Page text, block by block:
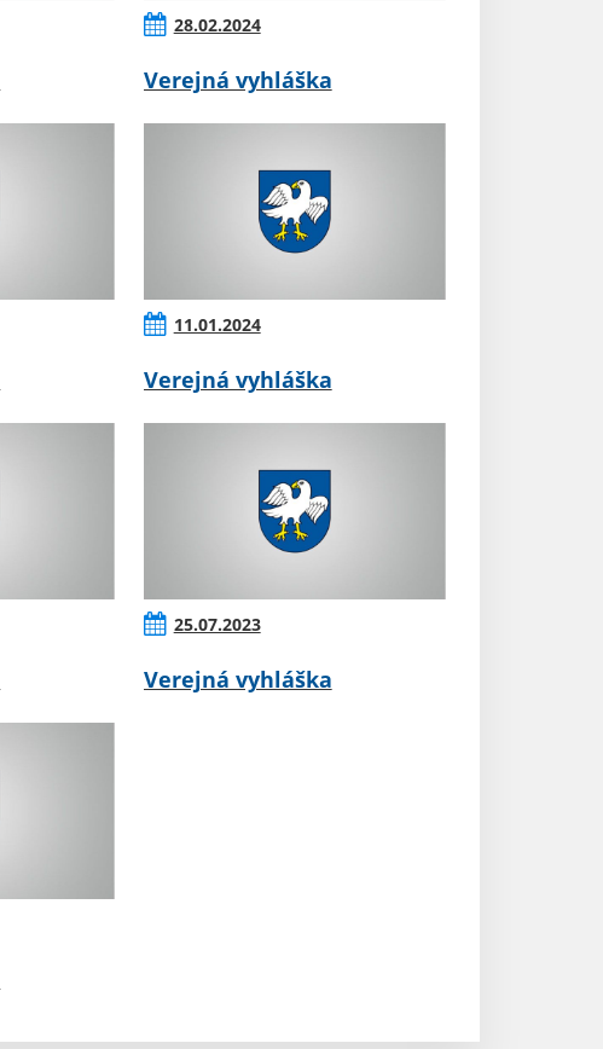
28.02.2024
Verejná vyhláška
11.01.2024
Verejná vyhláška
25.07.2023
Verejná vyhláška